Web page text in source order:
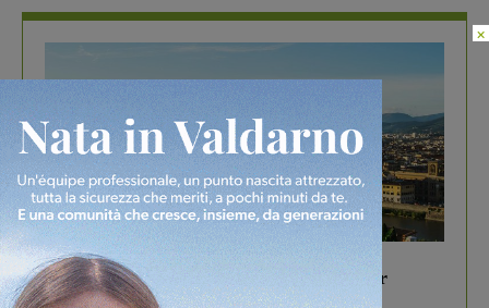
In vetrina 6 Agosto 2026
Gita di famiglia a Firenze: 5 idee per far
divertire i tuoi figli
×